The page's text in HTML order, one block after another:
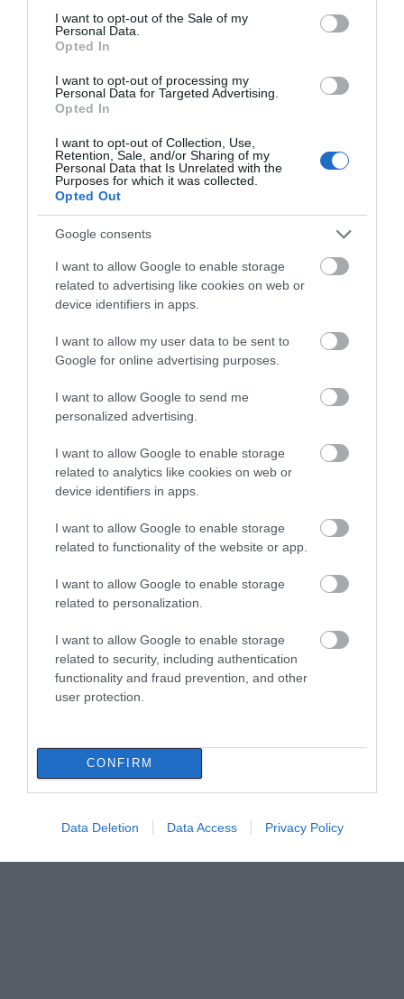
consent section.
I want to opt-out of the Sale of my
Personal Data.
Opted In
I want to opt-out of processing my
Personal Data for Targeted Advertising.
Opted In
I want to opt-out of Collection, Use,
Retention, Sale, and/or Sharing of my
Personal Data that Is Unrelated with the
Purposes for which it was collected.
Opted Out
Google consents
I want to allow Google to enable storage
related to advertising like cookies on web or
device identifiers in apps.
I want to allow my user data to be sent to
Google for online advertising purposes.
I want to allow Google to send me
personalized advertising.
I want to allow Google to enable storage
related to analytics like cookies on web or
device identifiers in apps.
I want to allow Google to enable storage
related to functionality of the website or app.
I want to allow Google to enable storage
related to personalization.
I want to allow Google to enable storage
related to security, including authentication
functionality and fraud prevention, and other
user protection.
CONFIRM
Data Deletion Data Access Privacy Policy
06.08.2026 | 20:00
Έσπασαν πιάτα στο κεφάλι του
Αταμάν – Βίντεο από τη Σύμη
Φωτιά στη Σκύρο: Συνεχίζει να
καίει στο Νησί, συγκλονιστική
μαρτυρία – Νέες εικόνες και
βίντεο
Ξεκινάει τεράστιο έργο αξίας
2.425.000€ στην Εύβοια – Δείτε
06.08.2026 | 19:20
Ευρώπη: Οι αντίπαλοι
Παναθηναϊκού και
ΠΑΟΚ στα
προκριματικά
Α. Ο. Χαλκίς: Σήμερα η
πρώτη επίσημη της
Ποιος είναι ο
των 30 λεπτών που
έχει ο Λιονέλ Μέσι
από την ΑΓΕΧ